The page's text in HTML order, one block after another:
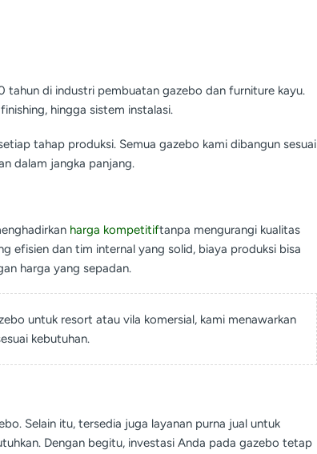
tahun di industri pembuatan gazebo dan furniture kayu.
hingga sistem instalasi.
tahap produksi. Semua gazebo kami dibangun sesuai
dalam jangka panjang.
harga kompetitiftanpa mengurangi kualitas
efisien dan tim internal yang solid, biaya produksi bisa
harga yang sepadan.
untuk resort atau vila komersial, kami menawarkan
kebutuhan.
Selain itu, tersedia juga layanan purna jual untuk
Dengan begitu, investasi Anda pada gazebo tetap